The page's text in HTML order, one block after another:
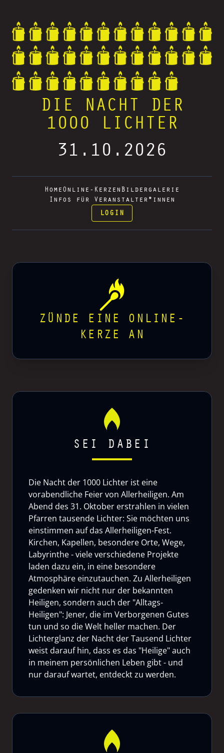
DIE NACHT DER
1000 LICHTER
31.10.2026
Home Online-Kerzen Bildergalerie
Infos für Veranstalter*innen
LOGIN
ZÜNDE EINE ONLINE-
KERZE AN
SEI DABEI
Die Nacht der 1000 Lichter ist eine
vorabendliche Feier von Allerheiligen. Am
Abend des 31. Oktober erstrahlen in vielen
Pfarren tausende Lichter: Sie möchten uns
einstimmen auf das Allerheiligen-Fest.
Kirchen, Kapellen, besondere Orte, Wege,
Labyrinthe - viele verschiedene Projekte
laden dazu ein, in eine besondere
Atmosphäre einzutauchen. Zu Allerheiligen
gedenken wir nicht nur der bekannten
Heiligen, sondern auch der "Alltags-
Heiligen": Jener, die im Verborgenen Gutes
tun und so die Welt heller machen. Der
Lichterglanz der Nacht der Tausend Lichter
weist darauf hin, dass es das "Heilige" auch
in meinem persönlichen Leben gibt - und
nur darauf wartet, entdeckt zu werden.